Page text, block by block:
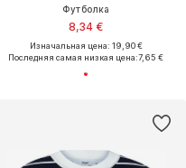
Футболка
8,34 €
Изначальная цена: 19,90 €
Последняя самая низкая цена:7,65 €